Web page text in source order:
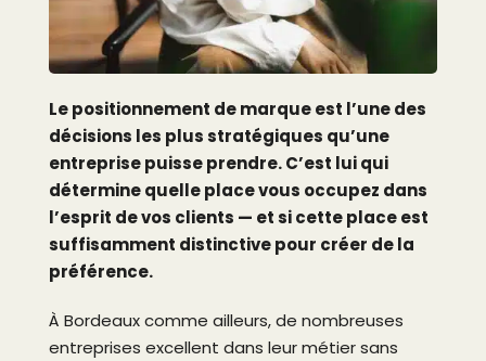
Le positionnement de marque est l’une des
décisions les plus stratégiques qu’une
entreprise puisse prendre. C’est lui qui
détermine quelle place vous occupez dans
l’esprit de vos clients — et si cette place est
suffisamment distinctive pour créer de la
préférence.
À Bordeaux comme ailleurs, de nombreuses
entreprises excellent dans leur métier sans